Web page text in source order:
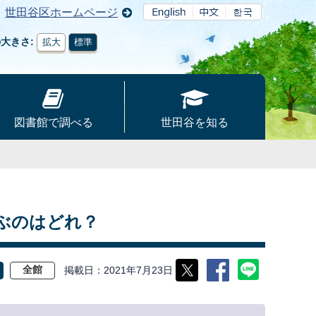
世田谷区ホームページ
きさ 拡大 標準
図書館で調べる 世田谷を知る
のはどれ？
全館 掲載日 2021年7月23日